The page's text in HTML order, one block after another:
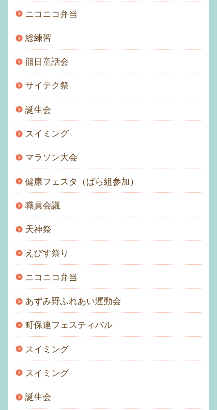
ニコニコ弁当
総練習
熊日童話会
サイテク祭
誕生会
スイミング
マラソン大会
健康フェスタ（ばら組参加）
職員会議
天神祭
えびす祭り
ニコニコ弁当
あずみ野ふれあい運動会
町保連フェスティバル
スイミング
スイミング
誕生会